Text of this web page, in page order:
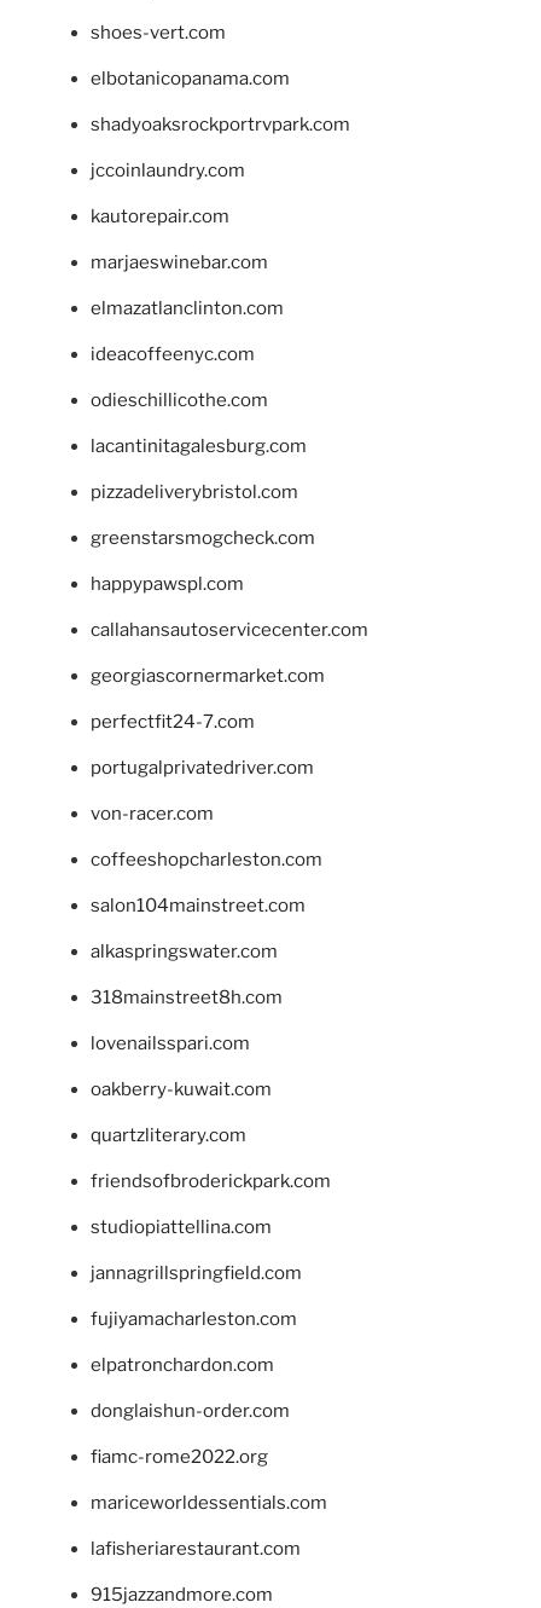
shoes-vert.com
elbotanicopanama.com
shadyoaksrockportrvpark.com
jccoinlaundry.com
kautorepair.com
marjaeswinebar.com
elmazatlanclinton.com
ideacoffeenyc.com
odieschillicothe.com
lacantinitagalesburg.com
pizzadeliverybristol.com
greenstarsmogcheck.com
happypawspl.com
callahansautoservicecenter.com
georgiascornermarket.com
perfectfit24-7.com
portugalprivatedriver.com
von-racer.com
coffeeshopcharleston.com
salon104mainstreet.com
alkaspringswater.com
318mainstreet8h.com
lovenailsspari.com
oakberry-kuwait.com
quartzliterary.com
friendsofbroderickpark.com
studiopiattellina.com
jannagrillspringfield.com
fujiyamacharleston.com
elpatronchardon.com
donglaishun-order.com
fiamc-rome2022.org
mariceworldessentials.com
lafisheriarestaurant.com
915jazzandmore.com